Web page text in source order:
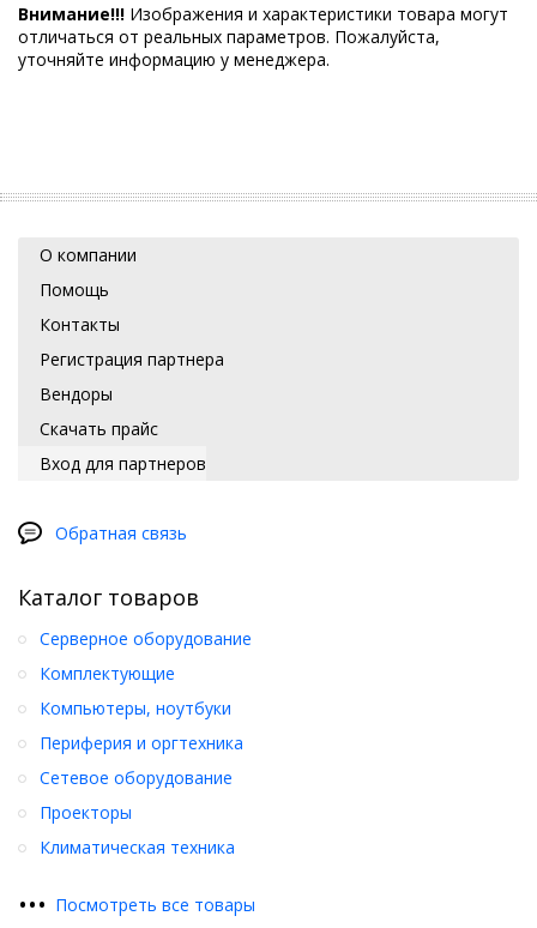
Внимание!!! Изображения и характеристики товара могут
отличаться от реальных параметров. Пожалуйста,
уточняйте информацию у менеджера.
О компании
Помощь
Контакты
Регистрация партнера
Вендоры
Скачать прайс
Вход для партнеров
Обратная связь
Каталог товаров
Серверное оборудование
Комплектующие
Компьютеры, ноутбуки
Периферия и оргтехника
Сетевое оборудование
Проекторы
Климатическая техника
••• Посмотреть все товары